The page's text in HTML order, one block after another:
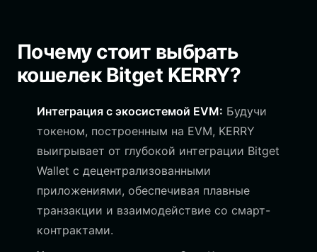
Почему стоит выбрать
кошелек Bitget KERRY?
Интеграция с экосистемой EVM: Будучи
токеном, построенным на EVM, KERRY
выигрывает от глубокой интеграции Bitget
Wallet с децентрализованными
приложениями, обеспечивая плавные
транзакции и взаимодействие со смарт-
контрактами.